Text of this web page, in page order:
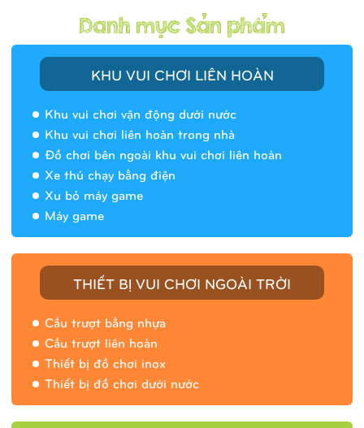
KHU VUI CHƠI LIÊN HOÀN
Khu vui chơi vận động dưới nước
Khu vui chơi liên hoàn trong nhà
Đồ chơi bên ngoài khu vui chơi liên hoàn
Xe thú chạy bằng điện
Xu bỏ máy game
Máy game
THIẾT BỊ VUI CHƠI NGOÀI TRỜI
Cầu trượt bằng nhựa
Cầu trượt liên hoàn
Thiết bị đồ chơi inox
Thiết bị đồ chơi dưới nước